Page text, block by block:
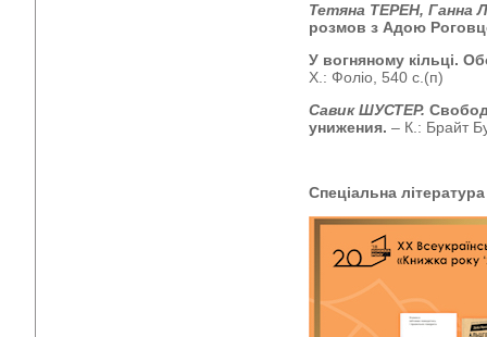
Тетяна ТЕРЕН, Ганна
розмов з Адою
У вогняному кільці.
Х.: Фоліо, 540 с.(п)
Савик ШУСТЕР.
унижения. – К.: Брайт
Спеціальна